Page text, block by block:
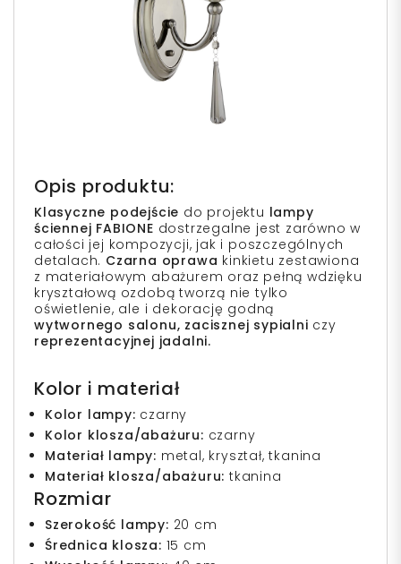
Opis produktu:
Klasyczne podejście do projektu lampy
ściennej FABIONE dostrzegalne jest zarówno w
całości jej kompozycji, jak i poszczególnych
detalach. Czarna oprawa kinkietu zestawiona
z materiałowym abażurem oraz pełną wdzięku
kryształową ozdobą tworzą nie tylko
oświetlenie, ale i dekorację godną
wytwornego salonu, zacisznej sypialni czy
reprezentacyjnej jadalni.
Kolor i materiał
Kolor lampy: czarny
Kolor klosza/abażuru: czarny
Materiał lampy: metal, kryształ, tkanina
Materiał klosza/abażuru: tkanina
Rozmiar
Szerokość lampy: 20 cm
Średnica klosza: 15 cm